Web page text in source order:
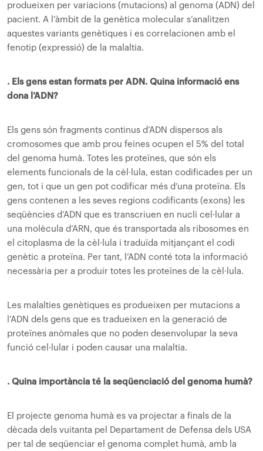
produeixen per variacions (mutacions) al genoma (ADN) del
pacient. A l’àmbit de la genètica molecular s’analitzen
aquestes variants genètiques i es correlacionen amb el
fenotip (expressió) de la malaltia.
. Els gens estan formats per ADN. Quina informació ens
dona l’ADN?
Els gens són fragments continus d’ADN dispersos als
cromosomes que amb prou feines ocupen el 5% del total
del genoma humà. Totes les proteïnes, que són els
elements funcionals de la cèl·lula, estan codificades per un
gen, tot i que un gen pot codificar més d’una proteïna. Els
gens contenen a les seves regions codificants (exons) les
seqüències d’ADN que es transcriuen en nucli cel·lular a
una molècula d’ARN, que és transportada als ribosomes en
el citoplasma de la cèl·lula i traduïda mitjançant el codi
genètic a proteïna. Per tant, l’ADN conté tota la informació
necessària per a produir totes les proteïnes de la cèl·lula.
Les malalties genètiques es produeixen per mutacions a
l’ADN dels gens que es tradueixen en la generació de
proteïnes anòmales que no poden desenvolupar la seva
funció cel·lular i poden causar una malaltia.
. Quina importància té la seqüenciació del genoma humà?
El projecte genoma humà es va projectar a finals de la
dècada dels vuitanta pel Departament de Defensa dels USA
per tal de seqüenciar el genoma complet humà, amb la